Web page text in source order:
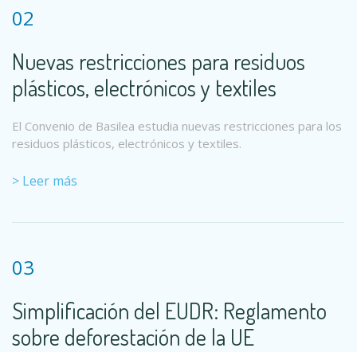
02
Nuevas restricciones para residuos
plásticos, electrónicos y textiles
El Convenio de Basilea estudia nuevas restricciones para los
residuos plásticos, electrónicos y textiles.
> Leer más
03
Simplificación del EUDR: Reglamento
sobre deforestación de la UE